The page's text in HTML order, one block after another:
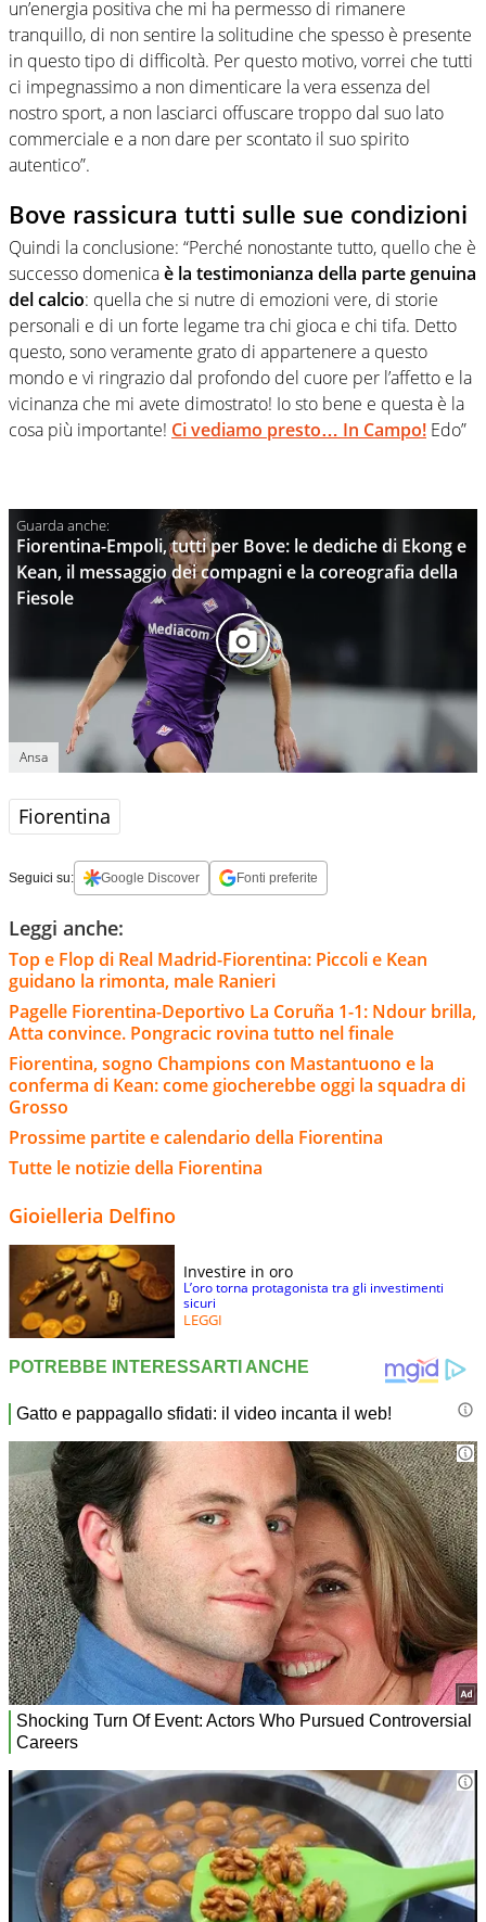
un’energia positiva che mi ha permesso di rimanere
tranquillo, di non sentire la solitudine che spesso è presente
in questo tipo di difficoltà. Per questo motivo, vorrei che tutti
ci impegnassimo a non dimenticare la vera essenza del
nostro sport, a non lasciarci offuscare troppo dal suo lato
commerciale e a non dare per scontato il suo spirito
autentico”.
Bove rassicura tutti sulle sue condizioni
Quindi la conclusione: “Perché nonostante tutto, quello che è
successo domenicaè la testimonianza della parte genuina
del calcio: quella che si nutre di emozioni vere, di storie
personali e di un forte legame tra chi gioca e chi tifa. Detto
questo, sono veramente grato di appartenere a questo
mondo e vi ringrazio dal profondo del cuore per l’affetto e la
vicinanza che mi avete dimostrato! Io sto bene e questa è la
cosa più importante! Ci vediamo presto… In Campo! Edo”
Fiorentina-Empoli, tutti per Bove: le dediche di Ekong e
Kean, il messaggio dei compagni e la coreografia della
Fiesole
Ansa
Fiorentina
Seguici su: Google Discover Fonti preferite
Leggi anche:
Top e Flop di Real Madrid-Fiorentina: Piccoli e Kean
guidano la rimonta, male Ranieri
Pagelle Fiorentina-Deportivo La Coruña 1-1: Ndour brilla,
Atta convince. Pongracic rovina tutto nel finale
Fiorentina, sogno Champions con Mastantuono e la
conferma di Kean: come giocherebbe oggi la squadra di
Grosso
Prossime partite e calendario della Fiorentina
Tutte le notizie della Fiorentina
Gioielleria Delfino
Investire in oro
L’oro torna protagonista tra gli investimenti
sicuri
LEGGI